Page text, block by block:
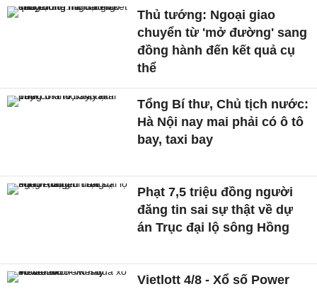
Thủ tướng: Ngoại giao
chuyển từ 'mở đường' sang
đồng hành đến kết quả cụ
thể
Tổng Bí thư, Chủ tịch nước:
Hà Nội nay mai phải có ô tô
bay, taxi bay
Phạt 7,5 triệu đồng người
đăng tin sai sự thật về dự
án Trục đại lộ sông Hồng
Vietlott 4/8 - Xổ số Power